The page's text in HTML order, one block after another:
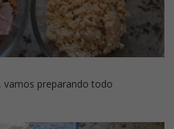
vamos preparando todo